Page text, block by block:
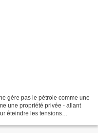
gère pas le pétrole comme une
une propriété privée - allant
éteindre les tensions